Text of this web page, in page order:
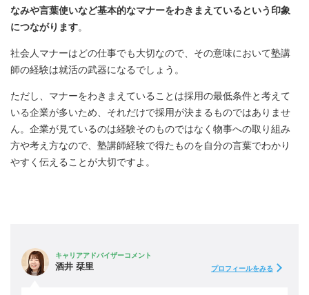
なみや言葉使いなど基本的なマナーをわきまえているという印象
につながります。
社会人マナーはどの仕事でも大切なので、その意味において塾講
師の経験は就活の武器になるでしょう。
ただし、マナーをわきまえていることは採用の最低条件と考えて
いる企業が多いため、それだけで採用が決まるものではありませ
ん。企業が見ているのは経験そのものではなく物事への取り組み
方や考え方なので、塾講師経験で得たものを自分の言葉でわかり
やすく伝えることが大切ですよ。
キャリアアドバイザーコメント
酒井 栞里 プロフィールをみる